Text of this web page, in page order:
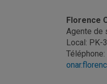
Florence
Agente de
Local: PK-